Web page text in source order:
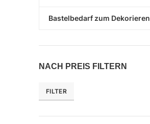
Bastelbedarf zum Dekorieren
NACH PREIS FILTERN
FILTER